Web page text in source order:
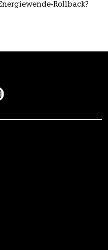
Rollback?